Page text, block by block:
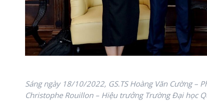
Sáng ngày 18/10/2022, GS.TS Hoàng Văn Cường
Christophe Rouillon – Hiệu trưởng Trường Đại học